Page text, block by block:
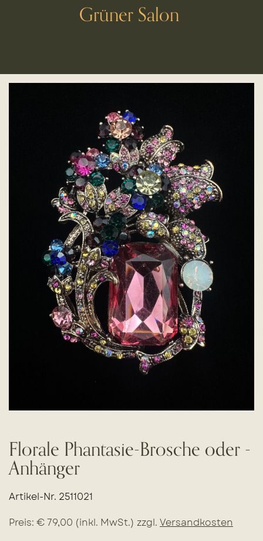
Grüner Salon
Florale Phantasie-Brosche oder -
Anhänger
Artikel-Nr. 2511021
Preis: € 79,00 (inkl. MwSt.) zzgl. Versandkosten